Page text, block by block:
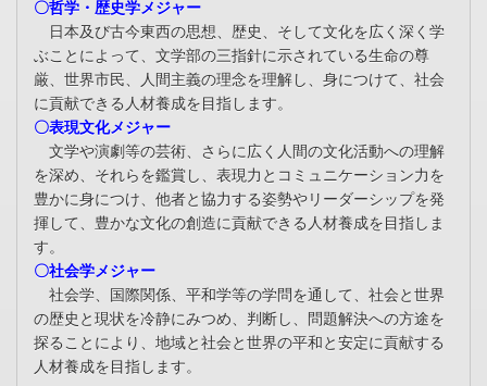
〇哲学・歴史学メジャー
日本及び古今東西の思想、歴史、そして文化を広く深く学
ぶことによって、文学部の三指針に示されている生命の尊
厳、世界市民、人間主義の理念を理解し、身につけて、社会
に貢献できる人材養成を目指します。
〇表現文化メジャー
文学や演劇等の芸術、さらに広く人間の文化活動への理解
を深め、それらを鑑賞し、表現力とコミュニケーション力を
豊かに身につけ、他者と協力する姿勢やリーダーシップを発
揮して、豊かな文化の創造に貢献できる人材養成を目指しま
す。
〇社会学メジャー
社会学、国際関係、平和学等の学問を通して、社会と世界
の歴史と現状を冷静にみつめ、判断し、問題解決への方途を
探ることにより、地域と社会と世界の平和と安定に貢献する
人材養成を目指します。